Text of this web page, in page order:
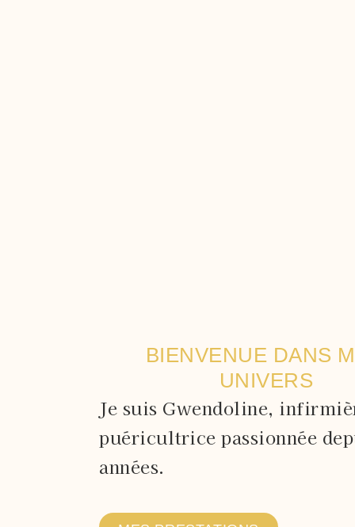
BIENVENUE DANS
UNIVERS
Je suis Gwendoline,
puéricultrice passionnée
années.